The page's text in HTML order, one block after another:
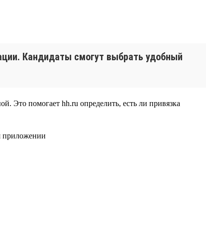
Кандидаты смогут выбрать удобный
Это помогает hh.ru определить, есть ли привязка